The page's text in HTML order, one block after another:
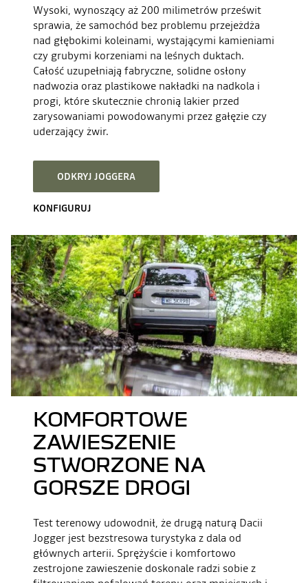
Wysoki, wynoszący aż 200 milimetrów prześwit
sprawia, że samochód bez problemu przejeżdża
nad głębokimi koleinami, wystającymi kamieniami
czy grubymi korzeniami na leśnych duktach.
Całość uzupełniają fabryczne, solidne osłony
nadwozia oraz plastikowe nakładki na nadkola i
progi, które skutecznie chronią lakier przed
zarysowaniami powodowanymi przez gałęzie czy
uderzający żwir.
ODKRYJ JOGGERA
KONFIGURUJ
KOMFORTOWE
ZAWIESZENIE
STWORZONE NA
GORSZE DROGI
Test terenowy udowodnił, że drugą naturą Dacii
Jogger jest bezstresowa turystyka z dala od
głównych arterii. Sprężyście i komfortowo
zestrojone zawieszenie doskonale radzi sobie z